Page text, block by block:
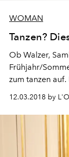
WOMAN
Tanzen?
Ob Walzer,
Frühjahr/
zum tanzen
Designers
ist keine Option
12.03.2018 by